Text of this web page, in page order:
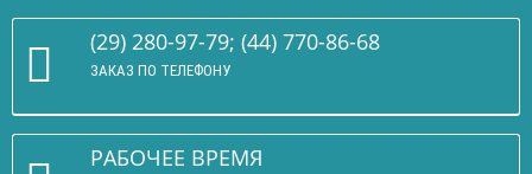
(29) 280-97-79; (44) 770-86-68
ЗАКАЗ ПО ТЕЛЕФОНУ
РАБОЧЕЕ ВРЕМЯ